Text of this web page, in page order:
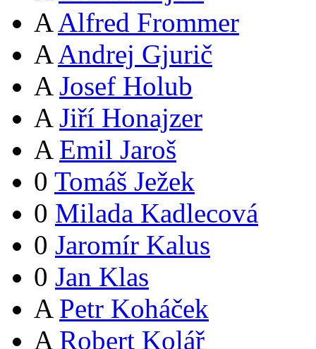
A Alfred Frommer
A Andrej Gjurič
A Josef Holub
A Jiří Honajzer
A Emil Jaroš
0 Tomáš Ježek
0 Milada Kadlecová
0 Jaromír Kalus
0 Jan Klas
A Petr Koháček
A Robert Kolář